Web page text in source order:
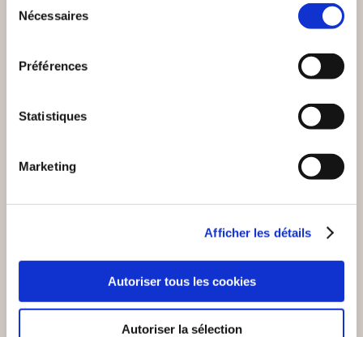
Nécessaires
Préférences
Statistiques
Marketing
Afficher les détails
Autoriser tous les cookies
Autoriser la sélection
Galatée Dominique
HIRIGOYEN
MALAYSIA 370
Patrick BENT